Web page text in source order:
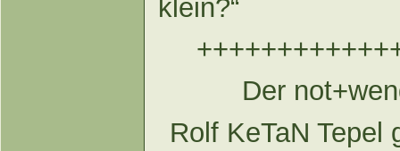
klein?“
Der
Rolf KeTaN Tepel